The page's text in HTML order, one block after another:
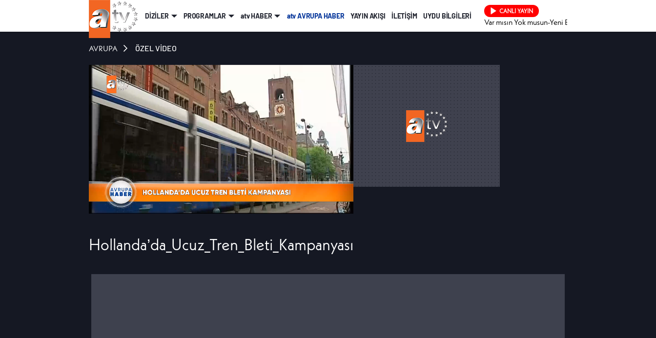
DİZİLER PROGRAMLAR atv HABER atv AVRUPA HABER YAYIN AKIŞI İLETİŞİM UYDU BİLGİLERİ
CANLI YAYIN
Var mısın Yok musun-Yeni Bölüm
AVRUPA ÖZEL VİDEO
Hollanda’da_Ucuz_Tren_Bleti_Kampanyası